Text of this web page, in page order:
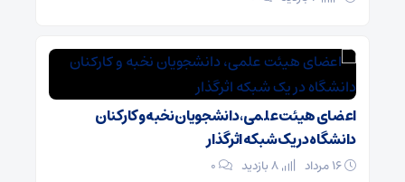
اعضای هیئت علمی، دانشجویان نخبه و کارکنان
دانشگاه در یک شبکه‌ اثرگذار
۰